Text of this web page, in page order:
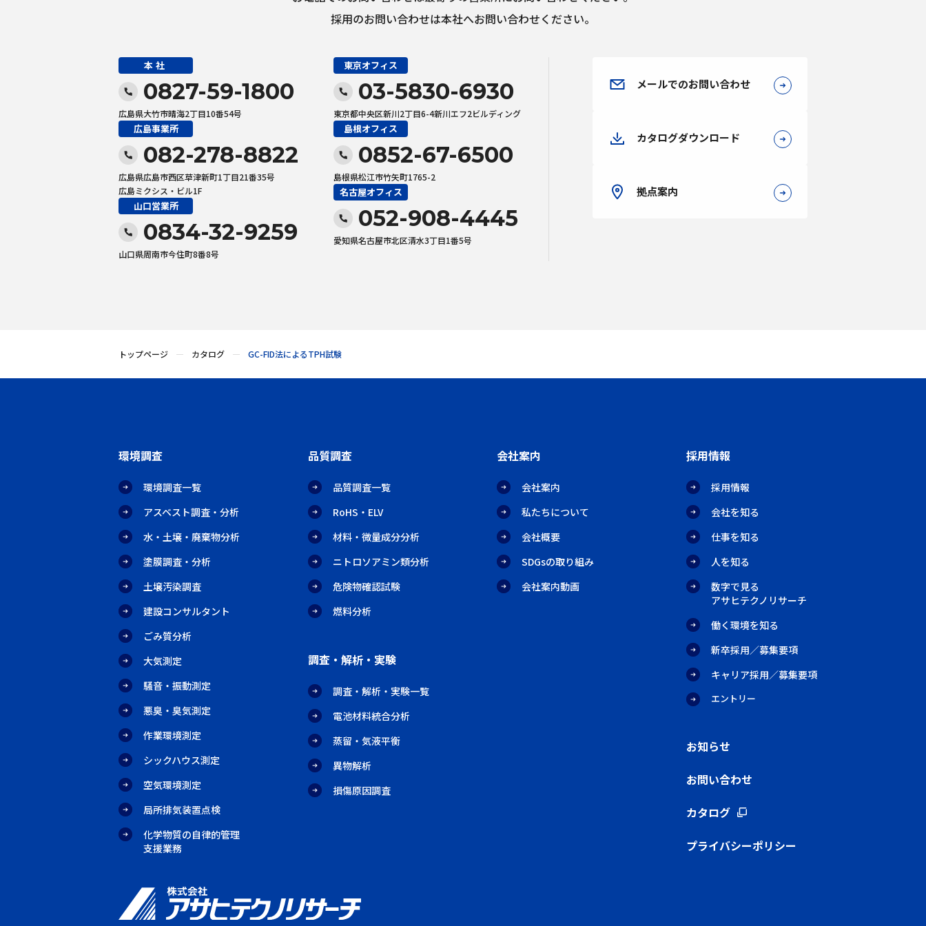
採用のお問い合わせは本社へお問い合わせください。
本社
0827-59-1800
広島県大竹市晴海2丁目10番54号
広島事業所
082-278-8822
広島県広島市西区草津新町1丁目21番35号
広島ミクシス・ビル1F
山口営業所
0834-32-9259
山口県周南市今住町8番8号
東京オフィス
03-5830-6930
東京都中央区新川2丁目6-4新川エフ2ビルディング
島根オフィス
0852-67-6500
島根県松江市竹矢町1765-2
名古屋オフィス
052-908-4445
愛知県名古屋市北区清水3丁目1番5号
メールでのお問い合わせ
カタログダウンロード
拠点案内
トップページ カタログ GC-FID法によるTPH試験
環境調査
環境調査一覧
アスベスト調査・分析
水・土壌・廃棄物分析
塗膜調査・分析
土壌汚染調査
建設コンサルタント
ごみ質分析
大気測定
騒音・振動測定
悪臭・臭気測定
作業環境測定
シックハウス測定
空気環境測定
局所排気装置点検
化学物質の自律的管理
支援業務
品質調査
品質調査一覧
RoHS・ELV
材料・微量成分分析
ニトロソアミン類分析
危険物確認試験
燃料分析
調査・解析・実験
調査・解析・実験一覧
電池材料統合分析
蒸留・気液平衡
異物解析
損傷原因調査
会社案内
会社案内
私たちについて
会社概要
SDGsの取り組み
会社案内動画
採用情報
採用情報
会社を知る
仕事を知る
人を知る
数字で見る
アサヒテクノリサーチ
働く環境を知る
新卒採用／募集要項
キャリア採用／募集要項
エントリー
お知らせ
お問い合わせ
カタログ
プライバシーポリシー